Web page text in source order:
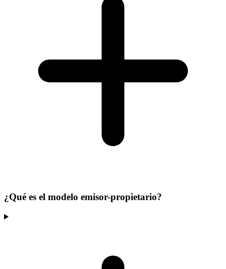
¿Qué es el modelo emisor-propietario?